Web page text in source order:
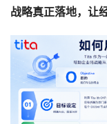
战略真正落地，让